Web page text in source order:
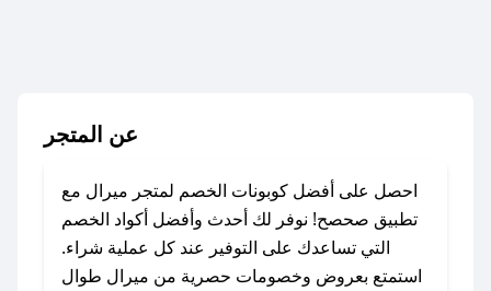
عن المتجر
احصل على أفضل كوبونات الخصم لمتجر ميرال مع
تطبيق صحصح! نوفر لك أحدث وأفضل أكواد الخصم
التي تساعدك على التوفير عند كل عملية شراء.
استمتع بعروض وخصومات حصرية من ميرال طوال